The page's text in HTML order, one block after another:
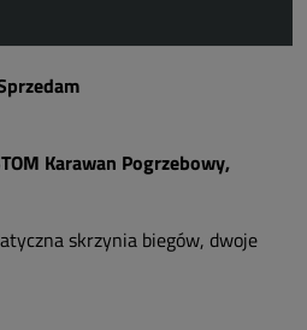
Karawan Pogrzebowy,
skrzynia biegów, dwoje